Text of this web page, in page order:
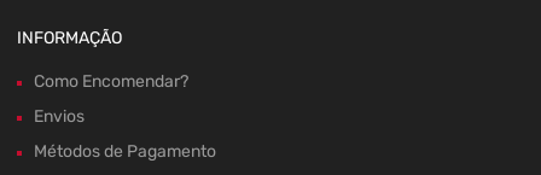
INFORMAÇÃO
Como Encomendar?
Envios
Métodos de Pagamento